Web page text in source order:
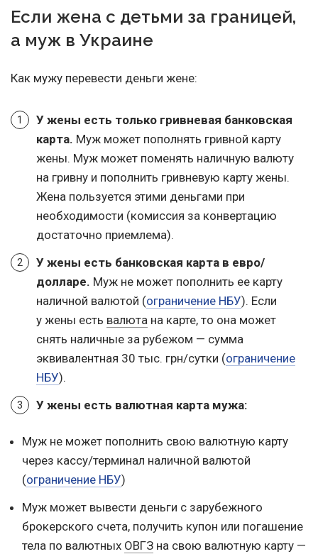
Если жена с детьми за границей,
а муж в Украине
Как мужу перевести деньги жене:
У жены есть только гривневая банковская
карта. Муж может пополнять гривной карту
жены. Муж может поменять наличную валюту
на гривну и пополнить гривневую карту жены.
Жена пользуется этими деньгами при
необходимости (комиссия за конвертацию
достаточно приемлема).
У жены есть банковская карта в евро/
долларе. Муж не может пополнить ее карту
наличной валютой (ограничение НБУ). Если
у жены есть валюта на карте, то она может
снять наличные за рубежом — сумма
эквивалентная 30 тыс. грн/сутки (ограничение
НБУ).
У жены есть валютная карта мужа:
Муж не может пополнить свою валютную карту
через кассу/терминал наличной валютой
(ограничение НБУ)
Муж может вывести деньги с зарубежного
брокерского счета, получить купон или погашение
тела по валютных ОВГЗ на свою валютную карту —